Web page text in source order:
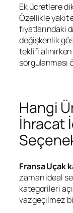
Ek ücretlere
Özellikle yakıt
fiyatlarındaki
değişkenlik
teklifi
sorgulanması
Hangi
İhracat
Fransa Uçak
zaman ideal
kategorileri
vazgeçilmez